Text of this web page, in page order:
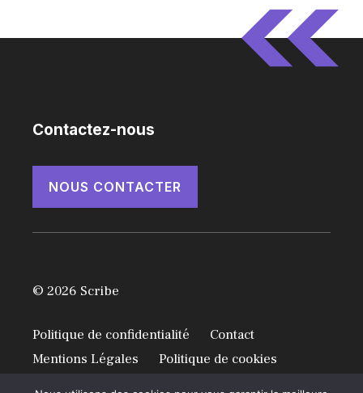
Contactez-nous
NOUS CONTACTER
© 2026 Scribe
Politique de confidentialité
Contact
Mentions Légales
Politique de cookies